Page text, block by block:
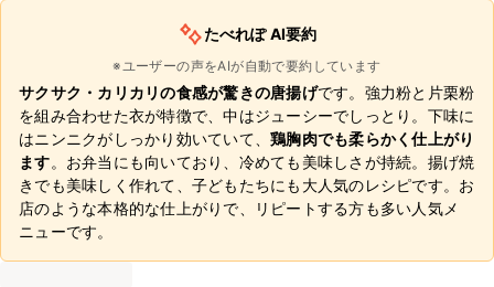
たべれぽ AI要約
※ユーザーの声をAIが自動で要約しています
サクサク・カリカリの食感が驚きの唐揚げです。強力粉と片栗粉
を組み合わせた衣が特徴で、中はジューシーでしっとり。下味に
はニンニクがしっかり効いていて、 鶏胸肉でも柔らかく仕上がり
ます。お弁当にも向いており、冷めても美味しさが持続。揚げ焼
きでも美味しく作れて、子どもたちにも大人気のレシピです。お
店のような本格的な仕上がりで、リピートする方も多い人気メ
ニューです。